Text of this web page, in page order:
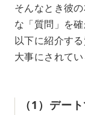
そんなとき彼
な「質問」を
以下に紹介す
大事にされて
（1）デー